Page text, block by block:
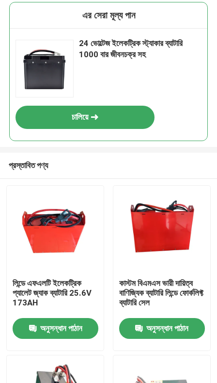
এর সেরা মূল্য পান
24 ভোল্টেজ ইলেকট্রিক স্ট্যাকার ব্যাটারি
1000 বার জীবনচক্র সহ
চালিয়ে
প্রস্তাবিত পণ্য
লিন্ডে এফএলটি ইলেকট্রিক
প্যালেট জ্যাক ব্যাটারি 25.6V
173AH
অনুসন্ধান পাঠান
কাস্টম বিএমএস ভারী দায়িত্ব
বাণিজ্যিক ব্যাটারি লিন্ডে ফোর্কলিফ্ট
ব্যাটারি সেল
অনুসন্ধান পাঠান